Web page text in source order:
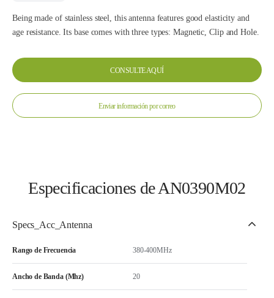
Being made of stainless steel, this antenna features good elasticity and
age resistance. Its base comes with three types: Magnetic, Clip and Hole.
CONSULTE AQUÍ
Enviar información por correo
Especificaciones de AN0390M02
Specs_Acc_Antenna
Rango de Frecuencia 380-400MHz
Ancho de Banda (Mhz) 20